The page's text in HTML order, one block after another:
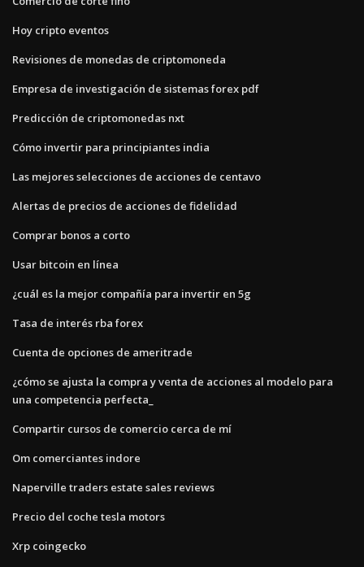
Hoy cripto eventos
Revisiones de monedas de criptomoneda
Empresa de investigación de sistemas forex pdf
Predicción de criptomonedas nxt
Cómo invertir para principiantes india
Las mejores selecciones de acciones de centavo
Alertas de precios de acciones de fidelidad
Comprar bonos a corto
Usar bitcoin en línea
¿cuál es la mejor compañía para invertir en 5g
Tasa de interés rba forex
Cuenta de opciones de ameritrade
¿cómo se ajusta la compra y venta de acciones al modelo para
una competencia perfecta_
Compartir cursos de comercio cerca de mí
Om comerciantes indore
Naperville traders estate sales reviews
Precio del coche tesla motors
Xrp coingecko